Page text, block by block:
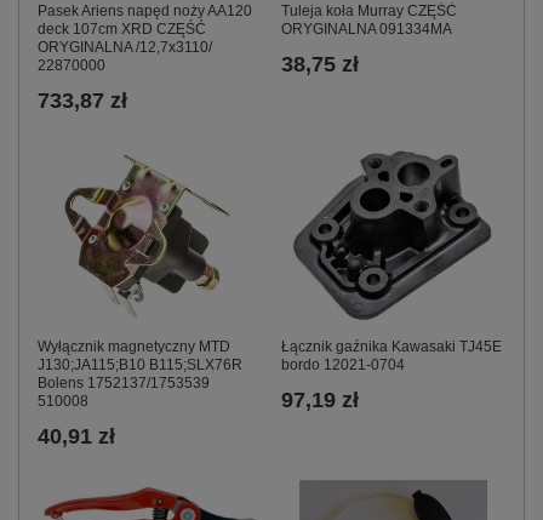
Pasek Ariens napęd noży AA120
deck 107cm XRD CZĘŚĆ
ORYGINALNA /12,7x3110/
22870000
733,87 zł
Tuleja koła Murray CZĘŚĆ
ORYGINALNA 091334MA
38,75 zł
Wyłącznik magnetyczny MTD
J130;JA115;B10 B115;SLX76R
Bolens 1752137/1753539
510008
40,91 zł
Łącznik gaźnika Kawasaki TJ45E
bordo 12021-0704
97,19 zł